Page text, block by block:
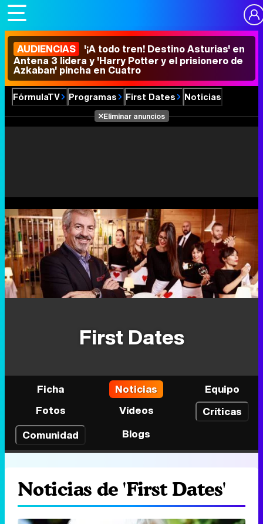
AUDIENCIAS '¡A todo tren! Destino Asturias' en
Antena 3 lidera y 'Harry Potter y el prisionero de
Azkaban' pincha en Cuatro
FórmulaTV Programas First Dates Noticias
Eliminar anuncios
First Dates
Ficha Noticias
Equipo
Fotos
Vídeos
Críticas
Comunidad
Blogs
Noticias de 'First Dates'